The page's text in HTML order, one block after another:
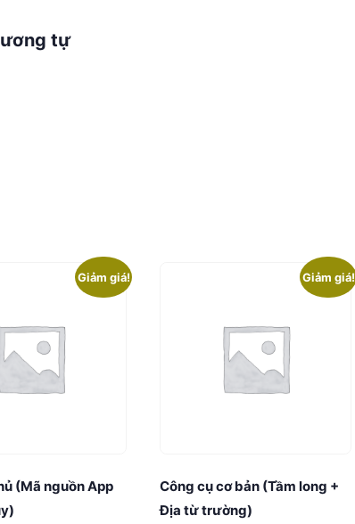
tự
Giảm giá!
(Mã nguồn App
Giảm giá!
Công cụ cơ bản (Tầm long +
Địa từ trường)